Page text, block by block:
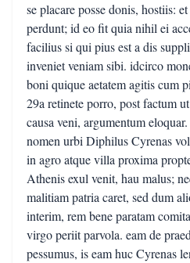
se placare posse donis, hostiis:
perdunt; id eo fit quia nihil ei
facilius si qui pius est a dis
inveniet veniam sibi. idcirco
boni quique aetatem agitis cum
29a retinete porro, post factum
causa veni, argumentum
nomen urbi Diphilus Cyrenas
in agro atque villa proxima
Athenis exul venit, hau malus;
malitiam patria caret, sed dum
interim, rem bene paratam
virgo periit parvola. eam de
pessumus, is eam huc Cyrenas